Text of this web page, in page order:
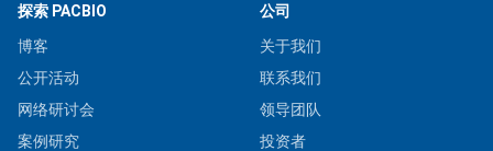
探索 PACBIO
博客
公开活动
网络研讨会
案例研究
公司
关于我们
联系我们
领导团队
投资者